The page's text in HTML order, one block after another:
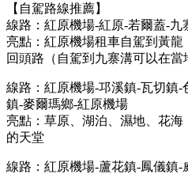
【自駕路線推薦】
線路：紅原機場-紅原-若爾蓋-九
亮點：紅原機場租車自駕到黃
回頭路（自駕到九寨溝可以在當
線路：紅原機場-邛溪鎮-瓦切鎮
鎮-麥爾瑪鄉-紅原機場
亮點：草原、湖泊、濕地、花
的天堂
線路：紅原機場-蘆花鎮-鳳儀鎮